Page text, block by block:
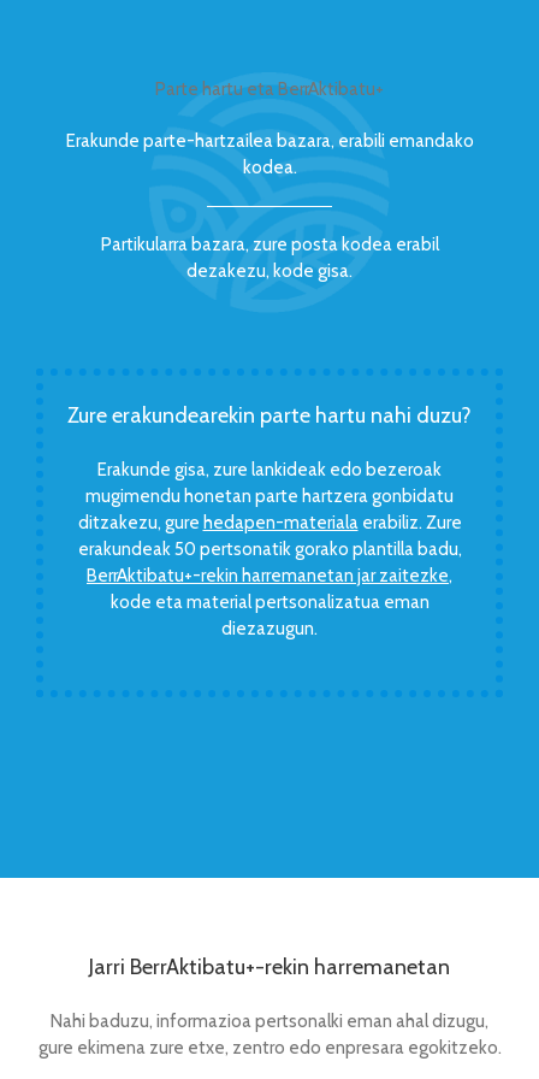
Parte hartu eta BerrAktibatu+
Erakunde parte-hartzailea bazara, erabili emandako
kodea.
Partikularra bazara, zure posta kodea erabil
dezakezu, kode gisa.
Zure erakundearekin parte hartu nahi duzu?
Erakunde gisa, zure lankideak edo bezeroak
mugimendu honetan parte hartzera gonbidatu
ditzakezu, gure hedapen-materialaerabiliz. Zure
erakundeak 50 pertsonatik gorako plantilla badu,
BerrAktibatu+-rekin harremanetan jar zaitezke,
kode eta material pertsonalizatua eman
diezazugun.
Jarri BerrAktibatu+-rekin harremanetan
Nahi baduzu, informazioa pertsonalki eman ahal dizugu,
gure ekimena zure etxe, zentro edo enpresara egokitzeko.